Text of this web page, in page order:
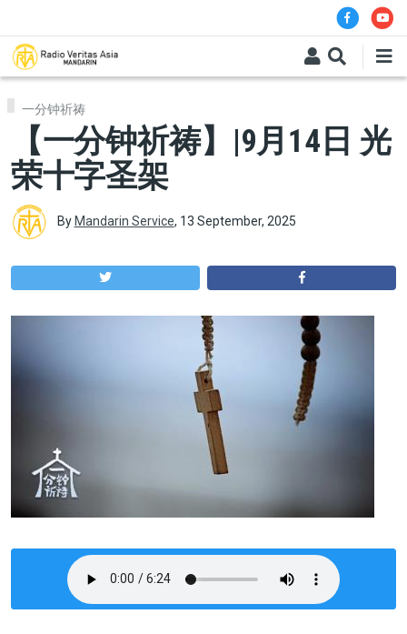
一分钟祈祷
【一分钟祈祷】|9月14日 光
荣十字圣架
By Mandarin Service, 13 September, 2025